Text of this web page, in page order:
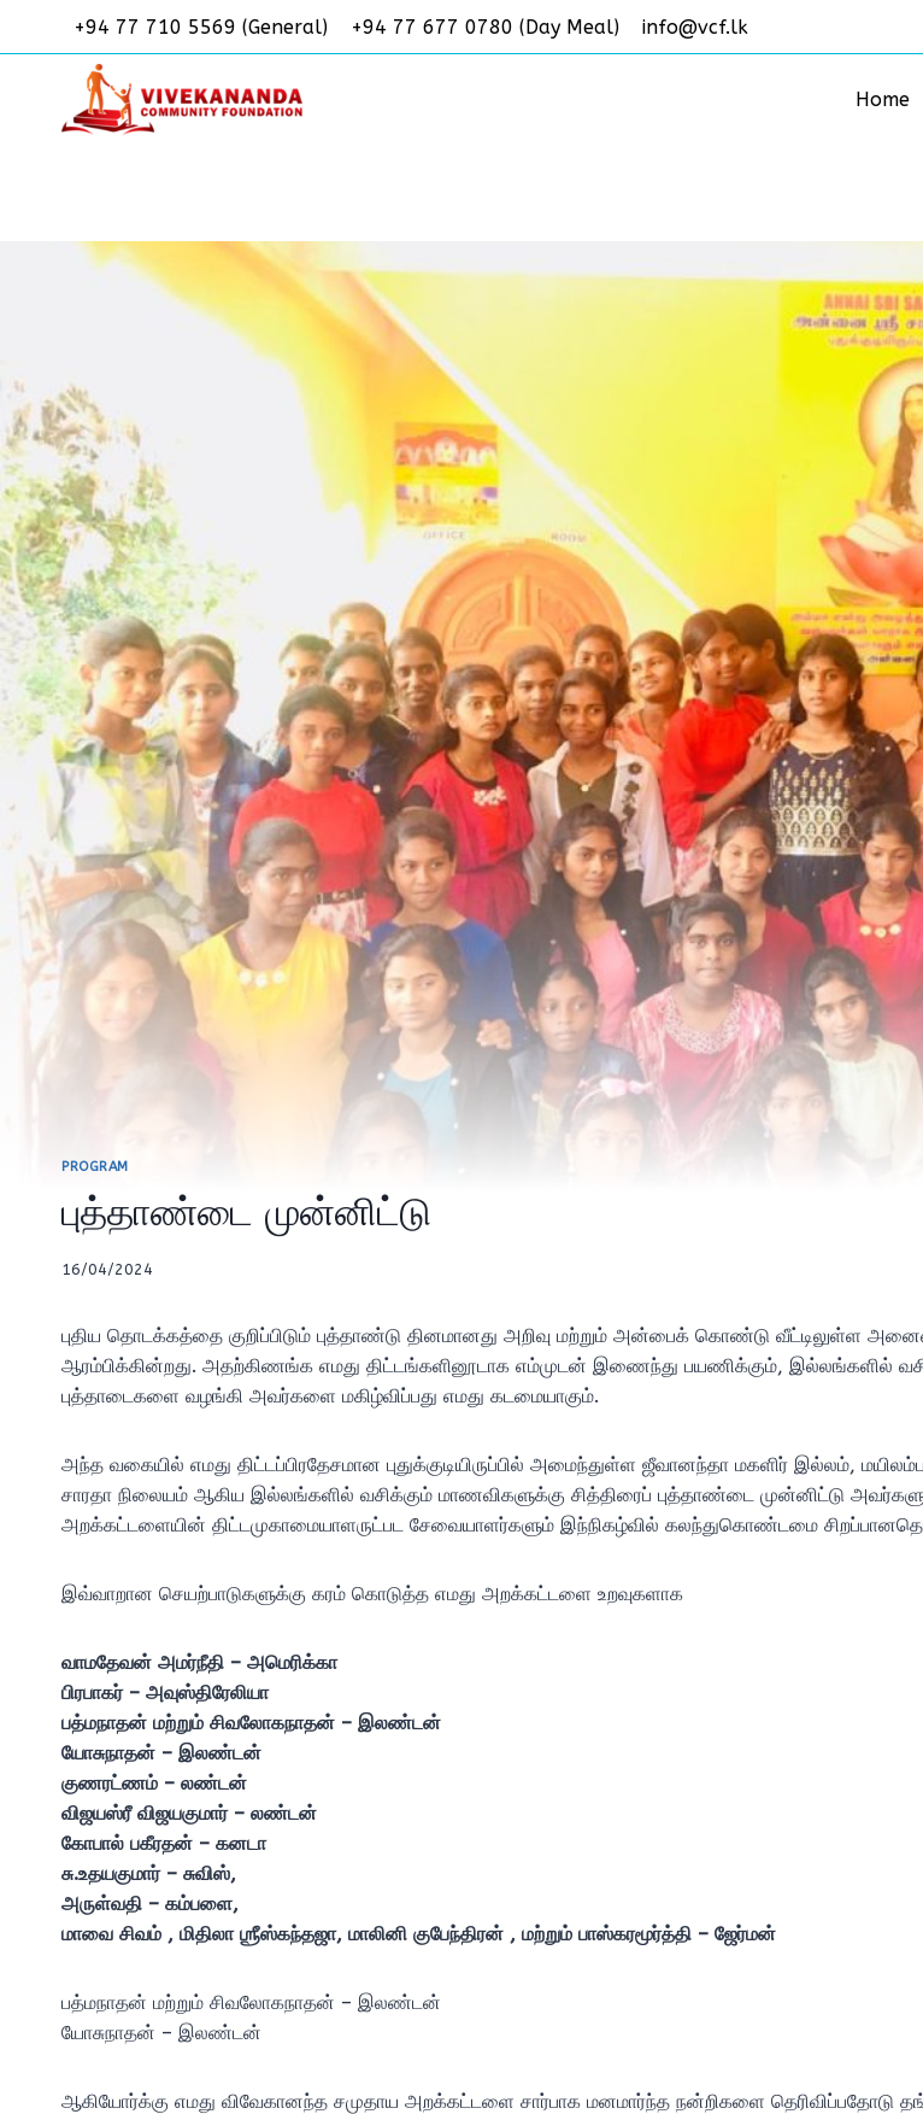
+94 77 710 5569 (General) +94 77 677 0780 (Day Meal) info@vcf.lk
Home
PROGRAM
புத்தாண்டை முன்னிட்டு
16/04/2024
புதிய தொடக்கத்தை குறிப்பிடும் புத்தாண்டு தினமானது அறிவு மற்றும் அன்பைக் கொண்டு வீட்டிலுள்ள
ஆரம்பிக்கின்றது. அதற்கிணங்க எமது திட்டங்களினூடாக எம்முடன் இணைந்து பயணிக்கும், இல்லங்களில்
புத்தாடைகளை வழங்கி அவர்களை மகிழ்விப்பது எமது கடமையாகும்.
அந்த வகையில் எமது திட்டப்பிரதேசமான புதுக்குடியிருப்பில் அமைந்துள்ள ஜீவானந்தா மகளிர் இல்லம்,
சாரதா நிலையம் ஆகிய இல்லங்களில் வசிக்கும் மாணவிகளுக்கு சித்திரைப் புத்தாண்டை முன்னிட்டு
அறக்கட்டளையின் திட்டமுகாமையாளருட்பட சேவையாளர்களும் இந்நிகழ்வில் கலந்துகொண்டமை
இவ்வாறான செயற்பாடுகளுக்கு கரம் கொடுத்த எமது அறக்கட்டளை உறவுகளாக
வாமதேவன் அமர்நீதி – அமெரிக்கா
பிரபாகர் – அவுஸ்திரேலியா
பத்மநாதன் மற்றும் சிவலோகநாதன் – இலண்டன்
யோசுநாதன் – இலண்டன்
குணரட்ணம் – லண்டன்
விஜயஸ்ரீ விஜயகுமார் – லண்டன்
கோபால் பகீரதன் – கனடா
சு.உதயகுமார் – சுவிஸ்,
அருள்வதி – கம்பளை,
மாவை சிவம் , மிதிலா ஶ்ரீஸ்கந்தஜா, மாலினி குபேந்திரன் , மற்றும் பாஸ்கரமூர்த்தி – ஜேர்மன்
பத்மநாதன் மற்றும் சிவலோகநாதன் – இலண்டன்
யோசுநாதன் – இலண்டன்
ஆகியோர்க்கு எமது விவேகானந்த சமுதாய அறக்கட்டளை சார்பாக மனமார்ந்த நன்றிகளை தெரிவிப்பதோடு